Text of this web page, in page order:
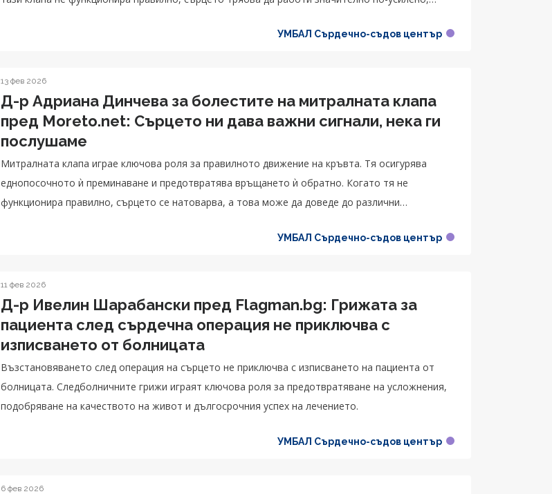
УМБАЛ Сърдечно-съдов център
13 фев 2026
Д-р Адриана Динчева за болестите на митралната клапа
пред Moreto.net: Сърцето ни дава важни сигнали, нека ги
послушаме
Митралната клапа играе ключова роля за правилното движение на кръвта. Тя осигурява
еднопосочното ѝ преминаване и предотвратява връщането ѝ обратно. Когато тя не
функционира правилно, сърцето се натоварва, а това може да доведе до различни
УМБАЛ Сърдечно-съдов център
11 фев 2026
Д-р Ивелин Шарабански пред Flagman.bg: Грижата за
пациента след сърдечна операция не приключва с
изписването от болницата
Възстановяването след операция на сърцето не приключва с изписването на пациента от
болницата. Следболничните грижи играят ключова роля за предотвратяване на усложнения,
подобряване на качеството на живот и дългосрочния успех на лечението.
УМБАЛ Сърдечно-съдов център
6 фев 2026